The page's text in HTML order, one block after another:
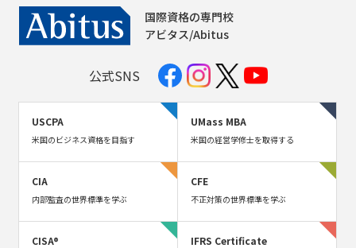
国際資格の専門校
アビタス/Abitus
公式SNS
USCPA
米国のビジネス資格を目指す
UMass MBA
米国の経営学修士を取得する
CIA
内部監査の世界標準を学ぶ
CFE
不正対策の世界標準を学ぶ
CISA® IFRS Certificate